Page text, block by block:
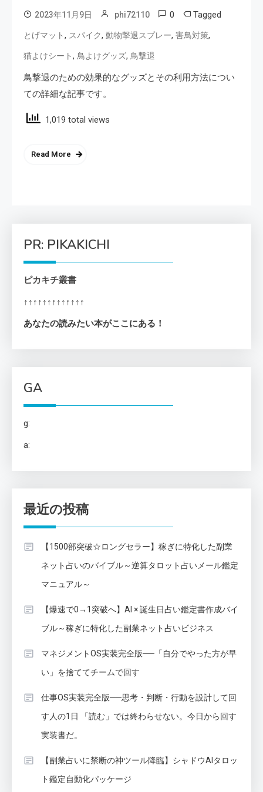
2023年11月9日 phi72110 0 Tagged
とげマット, スパイク, 動物撃退スプレー, 害鳥対策,
猫よけシート, 鳥よけグッズ, 鳥撃退
鳥撃退のための効果的なグッズとその利用方法につい
ての詳細な記事です。
1,019 total views
Read More
PR: PIKAKICHI
ピカキチ叢書
↑↑↑↑↑↑↑↑↑↑↑↑↑
あなたの読みたい本がここにある！
GA
g:
a:
最近の投稿
【1500部突破☆ロングセラー】稼ぎに特化した副業
ネット占いのバイブル～逆算タロット占いメール鑑定
マニュアル～
【爆速で0→1突破へ】AI × 誕生日占い鑑定書作成バイ
ブル～稼ぎに特化した副業ネット占いビジネス
マネジメントOS実装完全版──「自分でやった方が早
い」を捨ててチームで回す
仕事OS実装完全版──思考・判断・行動を設計して回
す人の1日 「読む」では終わらせない。今日から回す
実装書だ。
【副業占いに禁断の神ツール降臨】シャドウAIタロッ
ト鑑定自動化パッケージ